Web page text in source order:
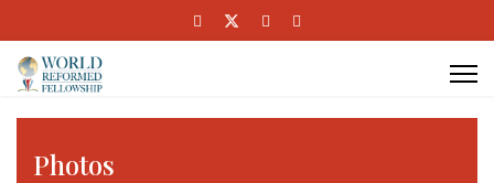
Photos